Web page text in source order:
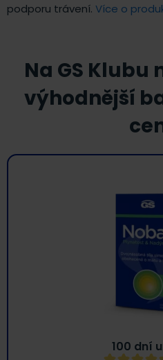
podporu trávení. Více o
Na GS Klubu
výhodnější
100 dní